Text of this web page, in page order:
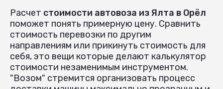
Расчет стоимости автовоза из Ялта в Орёл
поможет понять примерную цену. Сравнить
стоимость перевозки по другим
направлениям или прикинуть стоимость для
себя, это вещи которые делают калькулятор
стоимости незаменимым инструментом.
"Возом" стремится организовать процесс